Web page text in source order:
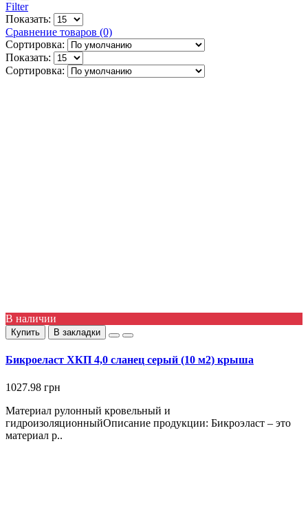
Filter
Показать:
Сравнение товаров (0)
Сортировка:
Показать:
Сортировка:
В наличии
Купить В закладки
Бикроеласт ХКП 4,0 сланец серый (10 м2) крыша
1027.98 грн
Материал рулонный кровельный и
гидроизоляционныйОписание продукции: Бикроэласт – это
материал р..